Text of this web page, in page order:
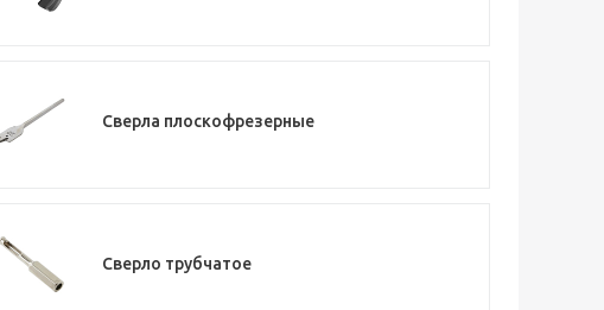
Сверла плоскофрезерные
Сверло трубчатое